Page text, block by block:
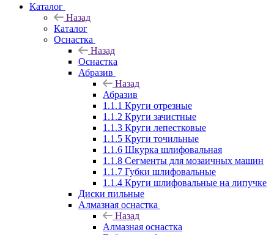
Каталог
Назад
Каталог
Оснастка
Назад
Оснастка
Абразив
Назад
Абразив
1.1.1 Круги отрезные
1.1.2 Круги зачистные
1.1.3 Круги лепестковые
1.1.5 Круги точильные
1.1.6 Шкурка шлифовальная
1.1.8 Сегменты для мозаичных машин
1.1.7 Губки шлифовальные
1.1.4 Круги шлифовальные на липучке
Диски пильные
Алмазная оснастка
Назад
Алмазная оснастка